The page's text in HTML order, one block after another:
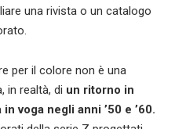
una rivista o un catalogo
per il colore non è una
in realtà, di un ritorno in
voga negli anni ’50 e ’60.